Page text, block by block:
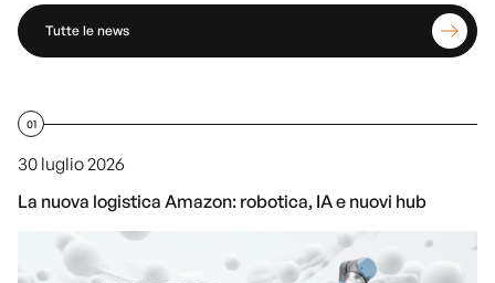
Tutte le news
01
30 luglio 2026
La nuova logistica Amazon: robotica, IA e nuovi hub